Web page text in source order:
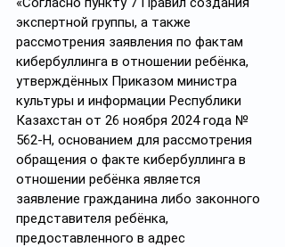
экспертной группы, а также
рассмотрения заявления по фактам
кибербуллинга в отношении ребёнка,
утверждённых Приказом министра
культуры и информации Республики
Казахстан от 26 ноября 2024 года №
562-НҚ, основанием для рассмотрения
обращения о факте кибербуллинга в
отношении ребёнка является
заявление гражданина либо законного
представителя ребёнка,
предоставленного в адрес